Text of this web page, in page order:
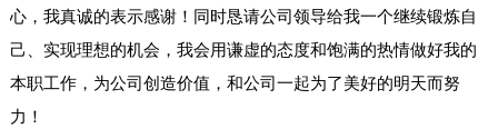
心，我真诚的表示感谢！同时恳请公司领导给我一个继续锻炼自
己、实现理想的机会，我会用谦虚的态度和饱满的热情做好我的
本职工作，为公司创造价值，和公司一起为了美好的明天而努
力！